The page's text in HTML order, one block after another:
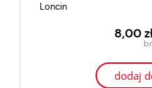
Loncin
8,00
dodaj